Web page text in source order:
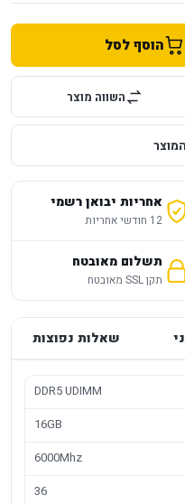
הוסף לסל
השווה מוצר
אחריות יבואן רשמי
12 חודשי אחריות
תשלום מאובטח
תקן SSL מאובטח
שאלות נפוצות
DDR5 UDIMM
16GB
6000Mhz
36